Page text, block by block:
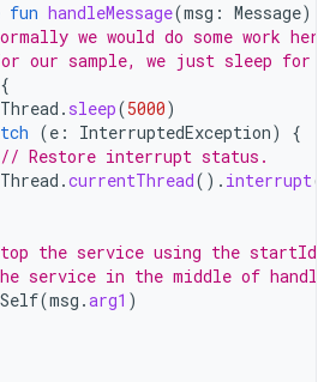
fun handleMessage(msg : Message)
we would do some work
our sample, we just sleep for 5
{
Thread . sleep(5000)
(e : InterruptedException)
{
// Restore interrupt status.
Thread .currentThread(). interrupt()
the service using the startId,
service in the middle of
(msg .arg1 )